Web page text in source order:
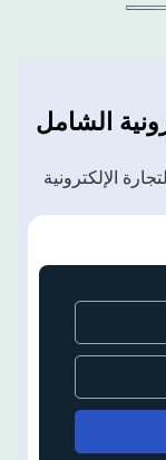
الشامل
الإلكترونية